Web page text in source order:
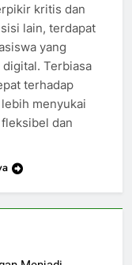
kritis dan
lain, terdapat
yang
Terbiasa
terhadap
menyukai
dan